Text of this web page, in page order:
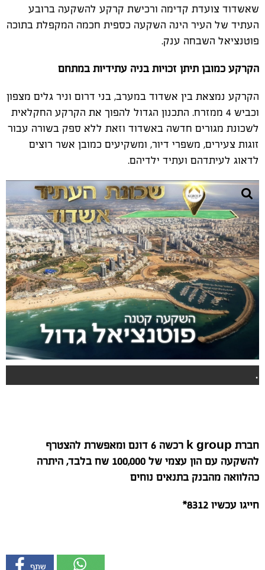
שאשדוד צועדת קדימה ורכישת קרקע להשקעה ברובע
העתיד של העיר הינה השקעה כספית חכמה המקפלת בתוכה
פוטנציאל השבחה ענק.
הקרקע כמובן תיתן זכויות בניה עתידיות במתחם
הקרקע נמצאת בין אשדוד במערב, בני דרום וניר גלים מצפון
וכביש 4 ממזרח. התכנון הגדול להפוך את הקרקע החקלאית
לשכונת מגורים חדשה באשדוד וזאת ללא ספק בשורה עבור
זוגות צעירים, משפרי דיור, ומשקיעים כמובן אשר רוצים
לדאוג לעיתדהם ועתיד ילדיהם.
.
חברת k group רכשה 6 דונם ומאפשרת להצטרף
להשקעה עם הון עצמי של 100,000 שח בלבד, היתרה
כהלוואה מהבנק בתנאים נוחים
חייגו עכשיו 8312*